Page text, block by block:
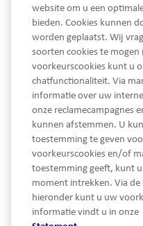
033 450 93 30
Ma - Vrij van 08.30
Snel naar
Over Lot
website om u een
bieden. Cookies kunnen
worden geplaatst. Wij
soorten cookies te
voorkeurscookies kunt u
chatfunctionaliteit. Via
informatie over uw
onze reclamecampagnes
kunnen afstemmen. U
toestemming te geven
voorkeurscookies en/of
toestemming geeft, kunt
moment intrekken. Via
hieronder kunt u uw
informatie vindt u in onze